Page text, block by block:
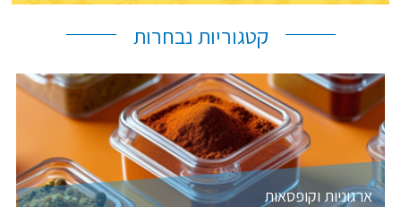
קטגוריות נבחרות
ארגוניות וקופסאות